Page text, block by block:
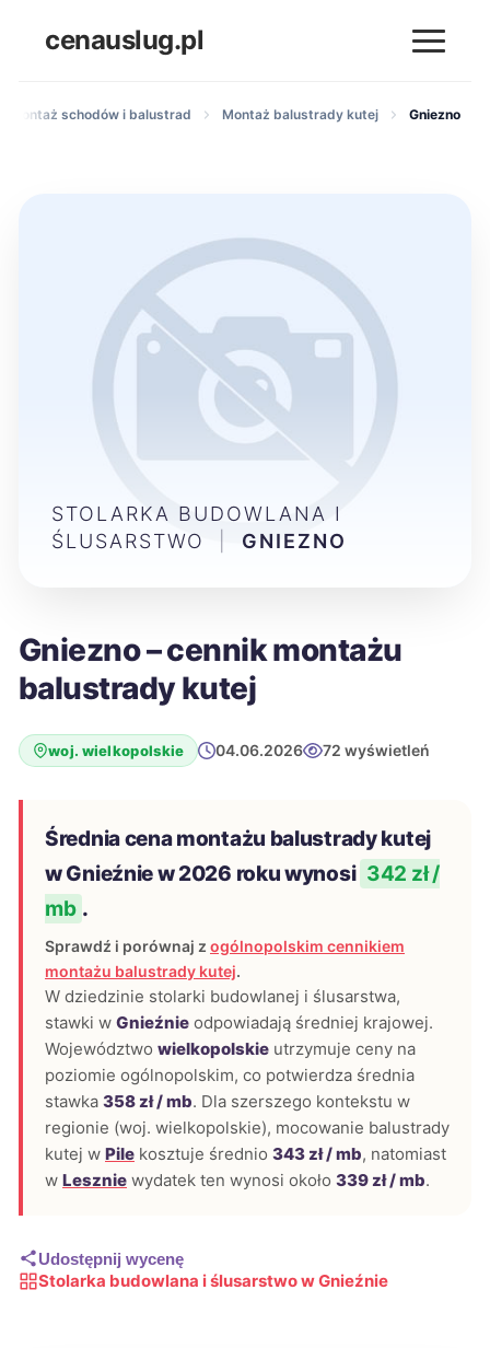
cenauslug.pl
i montaż schodów i balustrad Montaż balustrady kutej Gniezno
Gniezno – cennik montażu
balustrady kutej
woj. wielkopolskie 04.06.2026 72 wyświetleń
Średnia cena montażu balustrady kutej
w Gnieźnie w 2026 roku wynosi 342 zł /
mb .
Sprawdź i porównaj z ogólnopolskim cennikiem
montażu balustrady kutej.
W dziedzinie stolarki budowlanej i ślusarstwa,
stawki w Gnieźnie odpowiadają średniej krajowej.
Województwo wielkopolskie utrzymuje ceny na
poziomie ogólnopolskim, co potwierdza średnia
stawka 358 zł / mb. Dla szerszego kontekstu w
regionie (woj. wielkopolskie), mocowanie balustrady
kutej w Pile kosztuje średnio 343 zł / mb, natomiast
w Lesznie wydatek ten wynosi około 339 zł / mb.
Udostępnij wycenę
Stolarka budowlana i ślusarstwo w Gnieźnie
STOLARKA BUDOWLANA I
ŚLUSARSTWO
GNIEZNO